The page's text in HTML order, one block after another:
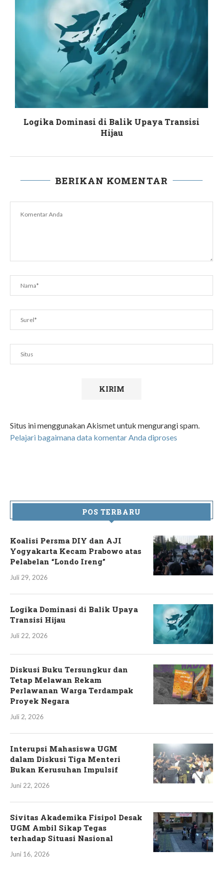
Logika Dominasi di Balik Upaya Transisi
Hijau
BERIKAN KOMENTAR
Situs ini menggunakan Akismet untuk mengurangi spam.
Pelajari bagaimana data komentar Anda diproses
POS TERBARU
Koalisi Persma DIY dan AJI
Yogyakarta Kecam Prabowo atas
Pelabelan “Londo Ireng”
Juli 29, 2026
Logika Dominasi di Balik Upaya
Transisi Hijau
Juli 22, 2026
Diskusi Buku Tersungkur dan
Tetap Melawan Rekam
Perlawanan Warga Terdampak
Proyek Negara
Juli 2, 2026
Interupsi Mahasiswa UGM
dalam Diskusi Tiga Menteri
Bukan Kerusuhan Impulsif
Juni 22, 2026
Sivitas Akademika Fisipol Desak
UGM Ambil Sikap Tegas
terhadap Situasi Nasional
Juni 16, 2026